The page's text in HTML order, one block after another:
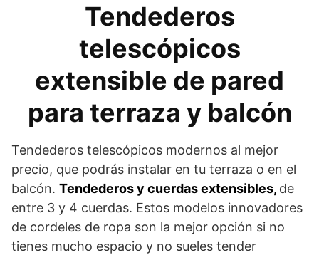
Tendederos
telescópicos
extensible de pared
para terraza y balcón
Tendederos telescópicos modernos al mejor
precio, que podrás instalar en tu terraza o en el
balcón. Tendederos y cuerdas extensibles, de
entre 3 y 4 cuerdas. Estos modelos innovadores
de cordeles de ropa son la mejor opción si no
tienes mucho espacio y no sueles tender